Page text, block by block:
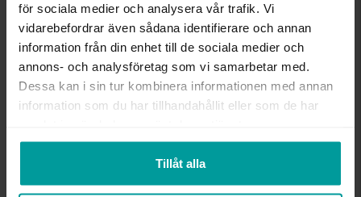
för sociala medier och analysera vår trafik. Vi
vidarebefordrar även sådana identifierare och annan
information från din enhet till de sociala medier och
annons- och analysföretag som vi samarbetar med.
Dessa kan i sin tur kombinera informationen med annan
information som du har tillhandahållit eller som de har
Tillåt alla
MATERIAL
Äkta silver
DETALJER
Design Studio GAB
Liknande produkter